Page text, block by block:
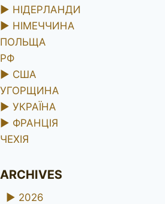
► НІДЕРЛАНДИ
► НІМЕЧЧИНА
ПОЛЬЩА
РФ
► США
УГОРЩИНА
► УКРАЇНА
► ФРАНЦІЯ
ЧЕХІЯ
ARCHIVES
► 2026